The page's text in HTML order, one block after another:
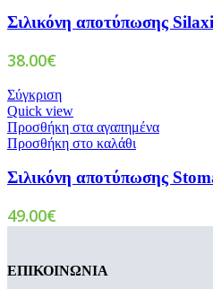
Σιλικόνη αποτύπωσης
38.00€
Σύγκριση
Quick view
Προσθήκη στα αγαπημένα
Προσθήκη στο καλάθι
Σιλικόνη αποτύπωσης
49.00€
ΕΠΙΚΟΙΝΩΝΙΑ